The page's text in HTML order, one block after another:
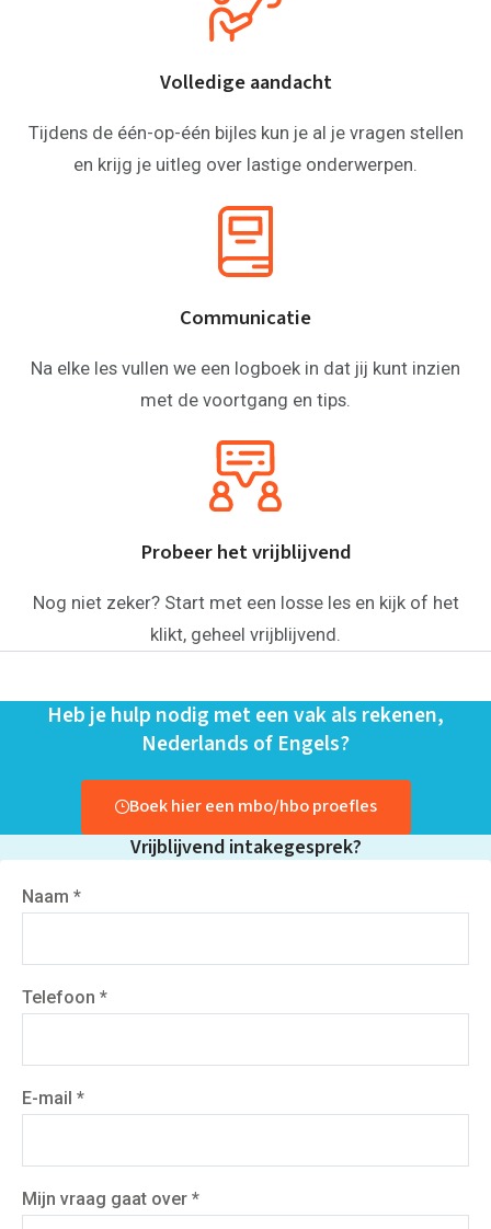
Basisschool
Rekenen
Begrijpend lezen
Dyslexie
Dyscalculie
Middelbare school
Huiswerkbegeleiding
Aardrijkskunde
Bedrijfseconomie
Economie
Frans
Latijn
Wiskunde
Rekenen
Engels
Volledige aandacht
Tijdens de één-op-één bijles kun je al je vragen stellen
en krijg je uitleg over lastige onderwerpen.
Communicatie
Na elke les vullen we een logboek in dat jij kunt inzien
met de voortgang en tips.
Probeer het vrijblijvend
Nog niet zeker? Start met een losse les en kijk of het
klikt, geheel vrijblijvend.
Heb je hulp nodig met een vak als rekenen,
Nederlands of Engels?
Boek hier een mbo/hbo proefles
Vrijblijvend intakegesprek?
Naam *
Telefoon *
E-mail *
Mijn vraag gaat over *